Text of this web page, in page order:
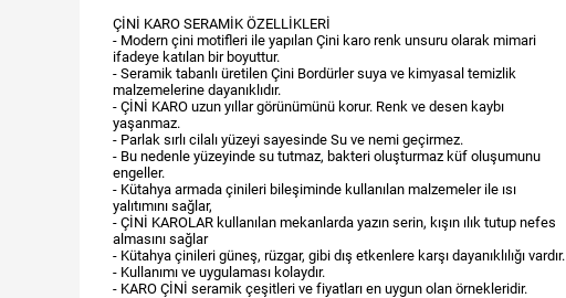
ÇİNİ KARO SERAMİK ÖZELLİKLERİ
- Modern çini motifleri ile yapılan Çini karo renk unsuru olarak mimari
ifadeye katılan bir boyuttur.
- Seramik tabanlı üretilen Çini Bordürler suya ve kimyasal temizlik
malzemelerine dayanıklıdır.
- ÇİNİ KARO uzun yıllar görünümünü korur. Renk ve desen kaybı
yaşanmaz.
- Parlak sırlı cilalı yüzeyi sayesinde Su ve nemi geçirmez.
- Bu nedenle yüzeyinde su tutmaz, bakteri oluşturmaz küf oluşumunu
engeller.
- Kütahya armada çinileri bileşiminde kullanılan malzemeler ile ısı
yalıtımını sağlar,
- ÇİNİ KAROLAR kullanılan mekanlarda yazın serin, kışın ılık tutup nefes
almasını sağlar
- Kütahya çinileri güneş, rüzgar, gibi dış etkenlere karşı dayanıklılığı vardır.
- Kullanımı ve uygulaması kolaydır.
- KARO ÇİNİ seramik çeşitleri ve fiyatları en uygun olan örnekleridir.